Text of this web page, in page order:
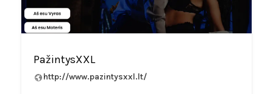
PažintysXXL
http://www.pazintysxxl.lt/